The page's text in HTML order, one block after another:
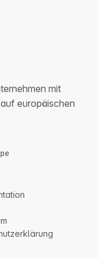
mit
europäischen